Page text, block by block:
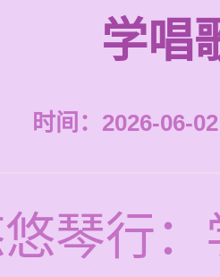
学唱
时间：2026-06-
琴行